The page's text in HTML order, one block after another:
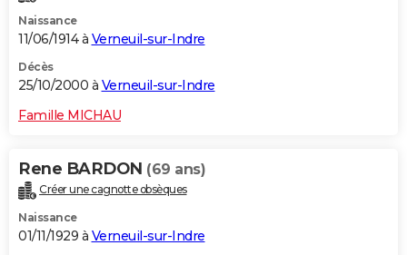
Naissance
11/06/1914 à Verneuil-sur-Indre
Décès
25/10/2000 à Verneuil-sur-Indre
Famille MICHAU
Rene BARDON (69 ans)
Créer une cagnotte obsèques
Naissance
01/11/1929 à Verneuil-sur-Indre